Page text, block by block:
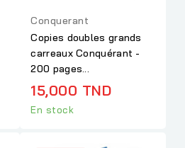
Conquerant
Copies doubles grands
carreaux Conquérant -
200 pages...
15,000 TND
En stock